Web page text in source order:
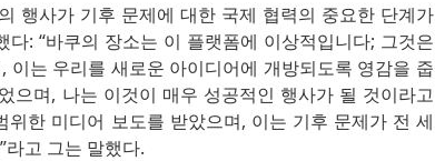
행사가 기후 문제에 대한 국제 협력의 중요한 단계가
: “바쿠의 장소는 이 플랫폼에 이상적입니다; 그것은
는 우리를 새로운 아이디어에 개방되도록 영감을 줍
으며, 나는 이것이 매우 성공적인 행사가 될 것이라고
한 미디어 보도를 받았으며, 이는 기후 문제가 전 세
고 그는 말했다.